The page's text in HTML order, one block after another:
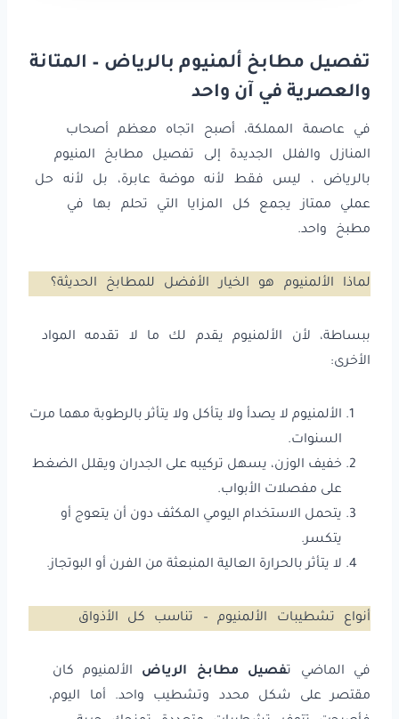
تفصيل مطابخ ألمنيوم بالرياض – المتانة
والعصرية في آن واحد
في عاصمة المملكة، أصبح اتجاه معظم أصحاب
المنازل والفلل الجديدة إلى تفصيل مطابخ المنيوم
بالرياض ، ليس فقط لأنه موضة عابرة، بل لأنه حل
عملي ممتاز يجمع كل المزايا التي تحلم بها في
مطبخ واحد.
لماذا الألمنيوم هو الخيار الأفضل للمطابخ الحديثة؟
ببساطة، لأن الألمنيوم يقدم لك ما لا تقدمه المواد
الأخرى:
الألمنيوم لا يصدأ ولا يتأكل ولا يتأثر بالرطوبة مهما مرت
السنوات.
خفيف الوزن، يسهل تركيبه على الجدران ويقلل الضغط
على مفصلات الأبواب.
يتحمل الاستخدام اليومي المكثف دون أن يتعوج أو
يتكسر.
لا يتأثر بالحرارة العالية المنبعثة من الفرن أو البوتجاز.
أنواع تشطيبات الألمنيوم – تناسب كل الأذواق
في الماضي تفصيل مطابخ الرياض الألمنيوم كان
مقتصر على شكل محدد وتشطيب واحد. أما اليوم،